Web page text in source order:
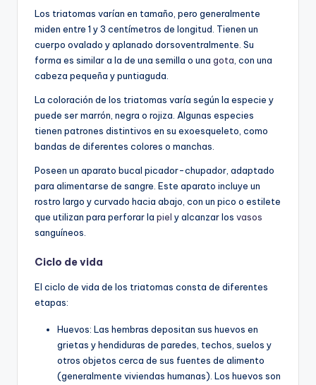
Los triatomas varían en tamaño, pero generalmente
miden entre 1 y 3 centímetros de longitud. Tienen un
cuerpo ovalado y aplanado dorsoventralmente. Su
forma es similar a la de una semilla o una gota , con una
cabeza pequeña y puntiaguda.
La coloración de los triatomas varía según la especie y
puede ser marrón, negra o rojiza. Algunas especies
tienen patrones distintivos en su exoesqueleto, como
bandas de diferentes colores o manchas.
Poseen un aparato bucal picador-chupador, adaptado
para alimentarse de sangre. Este aparato incluye un
rostro largo y curvado hacia abajo, con un pico o estilete
que utilizan para perforar la piel y alcanzar los vasos
sanguíneos.
Ciclo de vida
El ciclo de vida de los triatomas consta de diferentes
etapas:
Huevos: Las hembras depositan sus huevos en
grietas y hendiduras de paredes, techos, suelos y
otros objetos cerca de sus fuentes de alimento
(generalmente viviendas humanas). Los huevos son